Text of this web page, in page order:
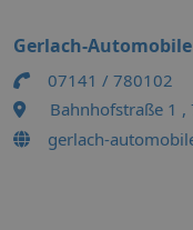
Gerlach-Automobile
07141 / 780102
Bahnhofstraße 1
gerlach-